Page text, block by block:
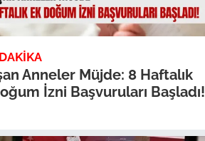
Anneler Müjde: 8 Haftalık
İzni Başvuruları Başladı!